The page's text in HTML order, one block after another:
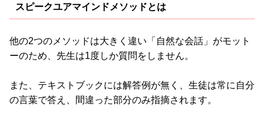
スピークユアマインドメソッドとは
他の2つのメソッドは大きく違い「自然な会話」がモット
ーのため、先生は1度しか質問をしません。
また、テキストブックには解答例が無く、生徒は常に自分
の言葉で答え、間違った部分のみ指摘されます。